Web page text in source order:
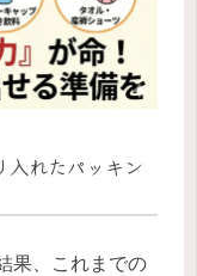
れたパッキン
果、これまでの